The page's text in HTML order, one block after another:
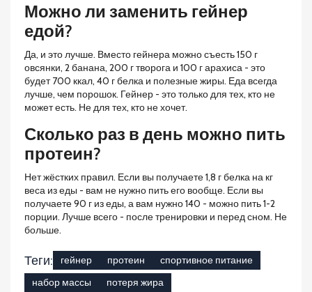
Можно ли заменить гейнер
едой?
Да, и это лучше. Вместо гейнера можно съесть 150 г
овсянки, 2 банана, 200 г творога и 100 г арахиса - это
будет 700 ккал, 40 г белка и полезные жиры. Еда всегда
лучше, чем порошок. Гейнер - это только для тех, кто не
может есть. Не для тех, кто не хочет.
Сколько раз в день можно пить
протеин?
Нет жёстких правил. Если вы получаете 1,8 г белка на кг
веса из еды - вам не нужно пить его вообще. Если вы
получаете 90 г из еды, а вам нужно 140 - можно пить 1-2
порции. Лучше всего - после тренировки и перед сном. Не
больше.
Теги: гейнер протеин
спортивное питание
набор массы
потеря жира